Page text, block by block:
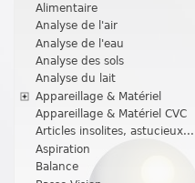
Alimentaire
Analyse de l'air
Analyse de l'eau
Analyse des sols
Analyse du lait
Appareillage & Matériel
Appareillage & Matériel CVC
Articles insolites, astucieux...
Aspiration
Balance